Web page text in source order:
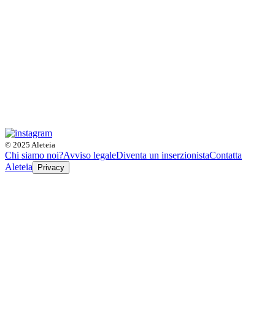
© 2025 Aleteia
Chi siamo noi?Avviso legaleDiventa un inserzionistaContatta
Aleteia
Privacy